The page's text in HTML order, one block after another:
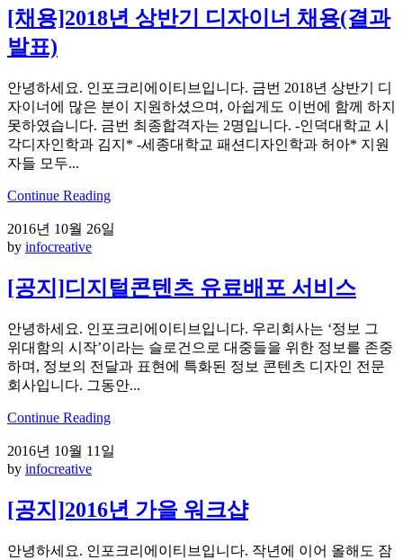
[채용]2018년 상반기 디자이너 채용(결과
발표)
안녕하세요. 인포크리에이티브입니다. 금번 2018년 상반기 디
자이너에 많은 분이 지원하셨으며, 아쉽게도 이번에 함께 하지
못하였습니다. 금번 최종합격자는 2명입니다. -인덕대학교 시
각디자인학과 김지* -세종대학교 패션디자인학과 허아* 지원
자들 모두...
Continue Reading
2016년 10월 26일
by infocreative
[공지]디지털콘텐츠 유료배포 서비스
안녕하세요. 인포크리에이티브입니다. 우리회사는 ‘정보 그
위대함의 시작’이라는 슬로건으로 대중들을 위한 정보를 존중
하며, 정보의 전달과 표현에 특화된 정보 콘텐츠 디자인 전문
회사입니다. 그동안...
Continue Reading
2016년 10월 11일
by infocreative
[공지]2016년 가을 워크샵
안녕하세요. 인포크리에이티브입니다. 작년에 이어 올해도 잠